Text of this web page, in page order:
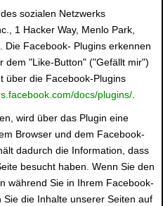
sozialen Netzwerks
1 Hacker Way, Menlo Park,
Die Facebook- Plugins erkennen
dem "Like-Button" ("Gefällt mir")
über die Facebook-Plugins
docs/plugins/.
wird über das Plugin eine
Browser und dem Facebook-
dadurch die Information, dass
besucht haben. Wenn Sie den
während Sie in Ihrem Facebook-
die Inhalte unserer Seiten auf